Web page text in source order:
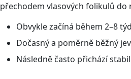
přechodem vlasových folikulů do
Obvykle začíná během 2–8
Dočasný a poměrně běžný jev
Následně často přichází